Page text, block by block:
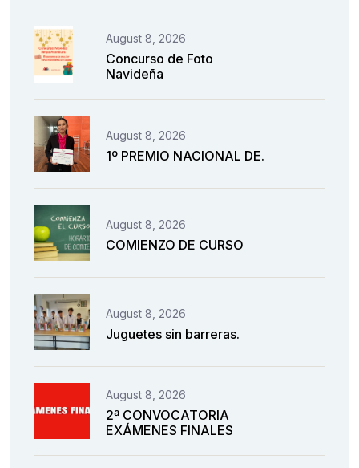
August 8, 2026
Concurso de Foto
Navideña
August 8, 2026
1º PREMIO NACIONAL DE.
August 8, 2026
COMIENZO DE CURSO
August 8, 2026
Juguetes sin barreras.
August 8, 2026
2ª CONVOCATORIA
EXÁMENES FINALES